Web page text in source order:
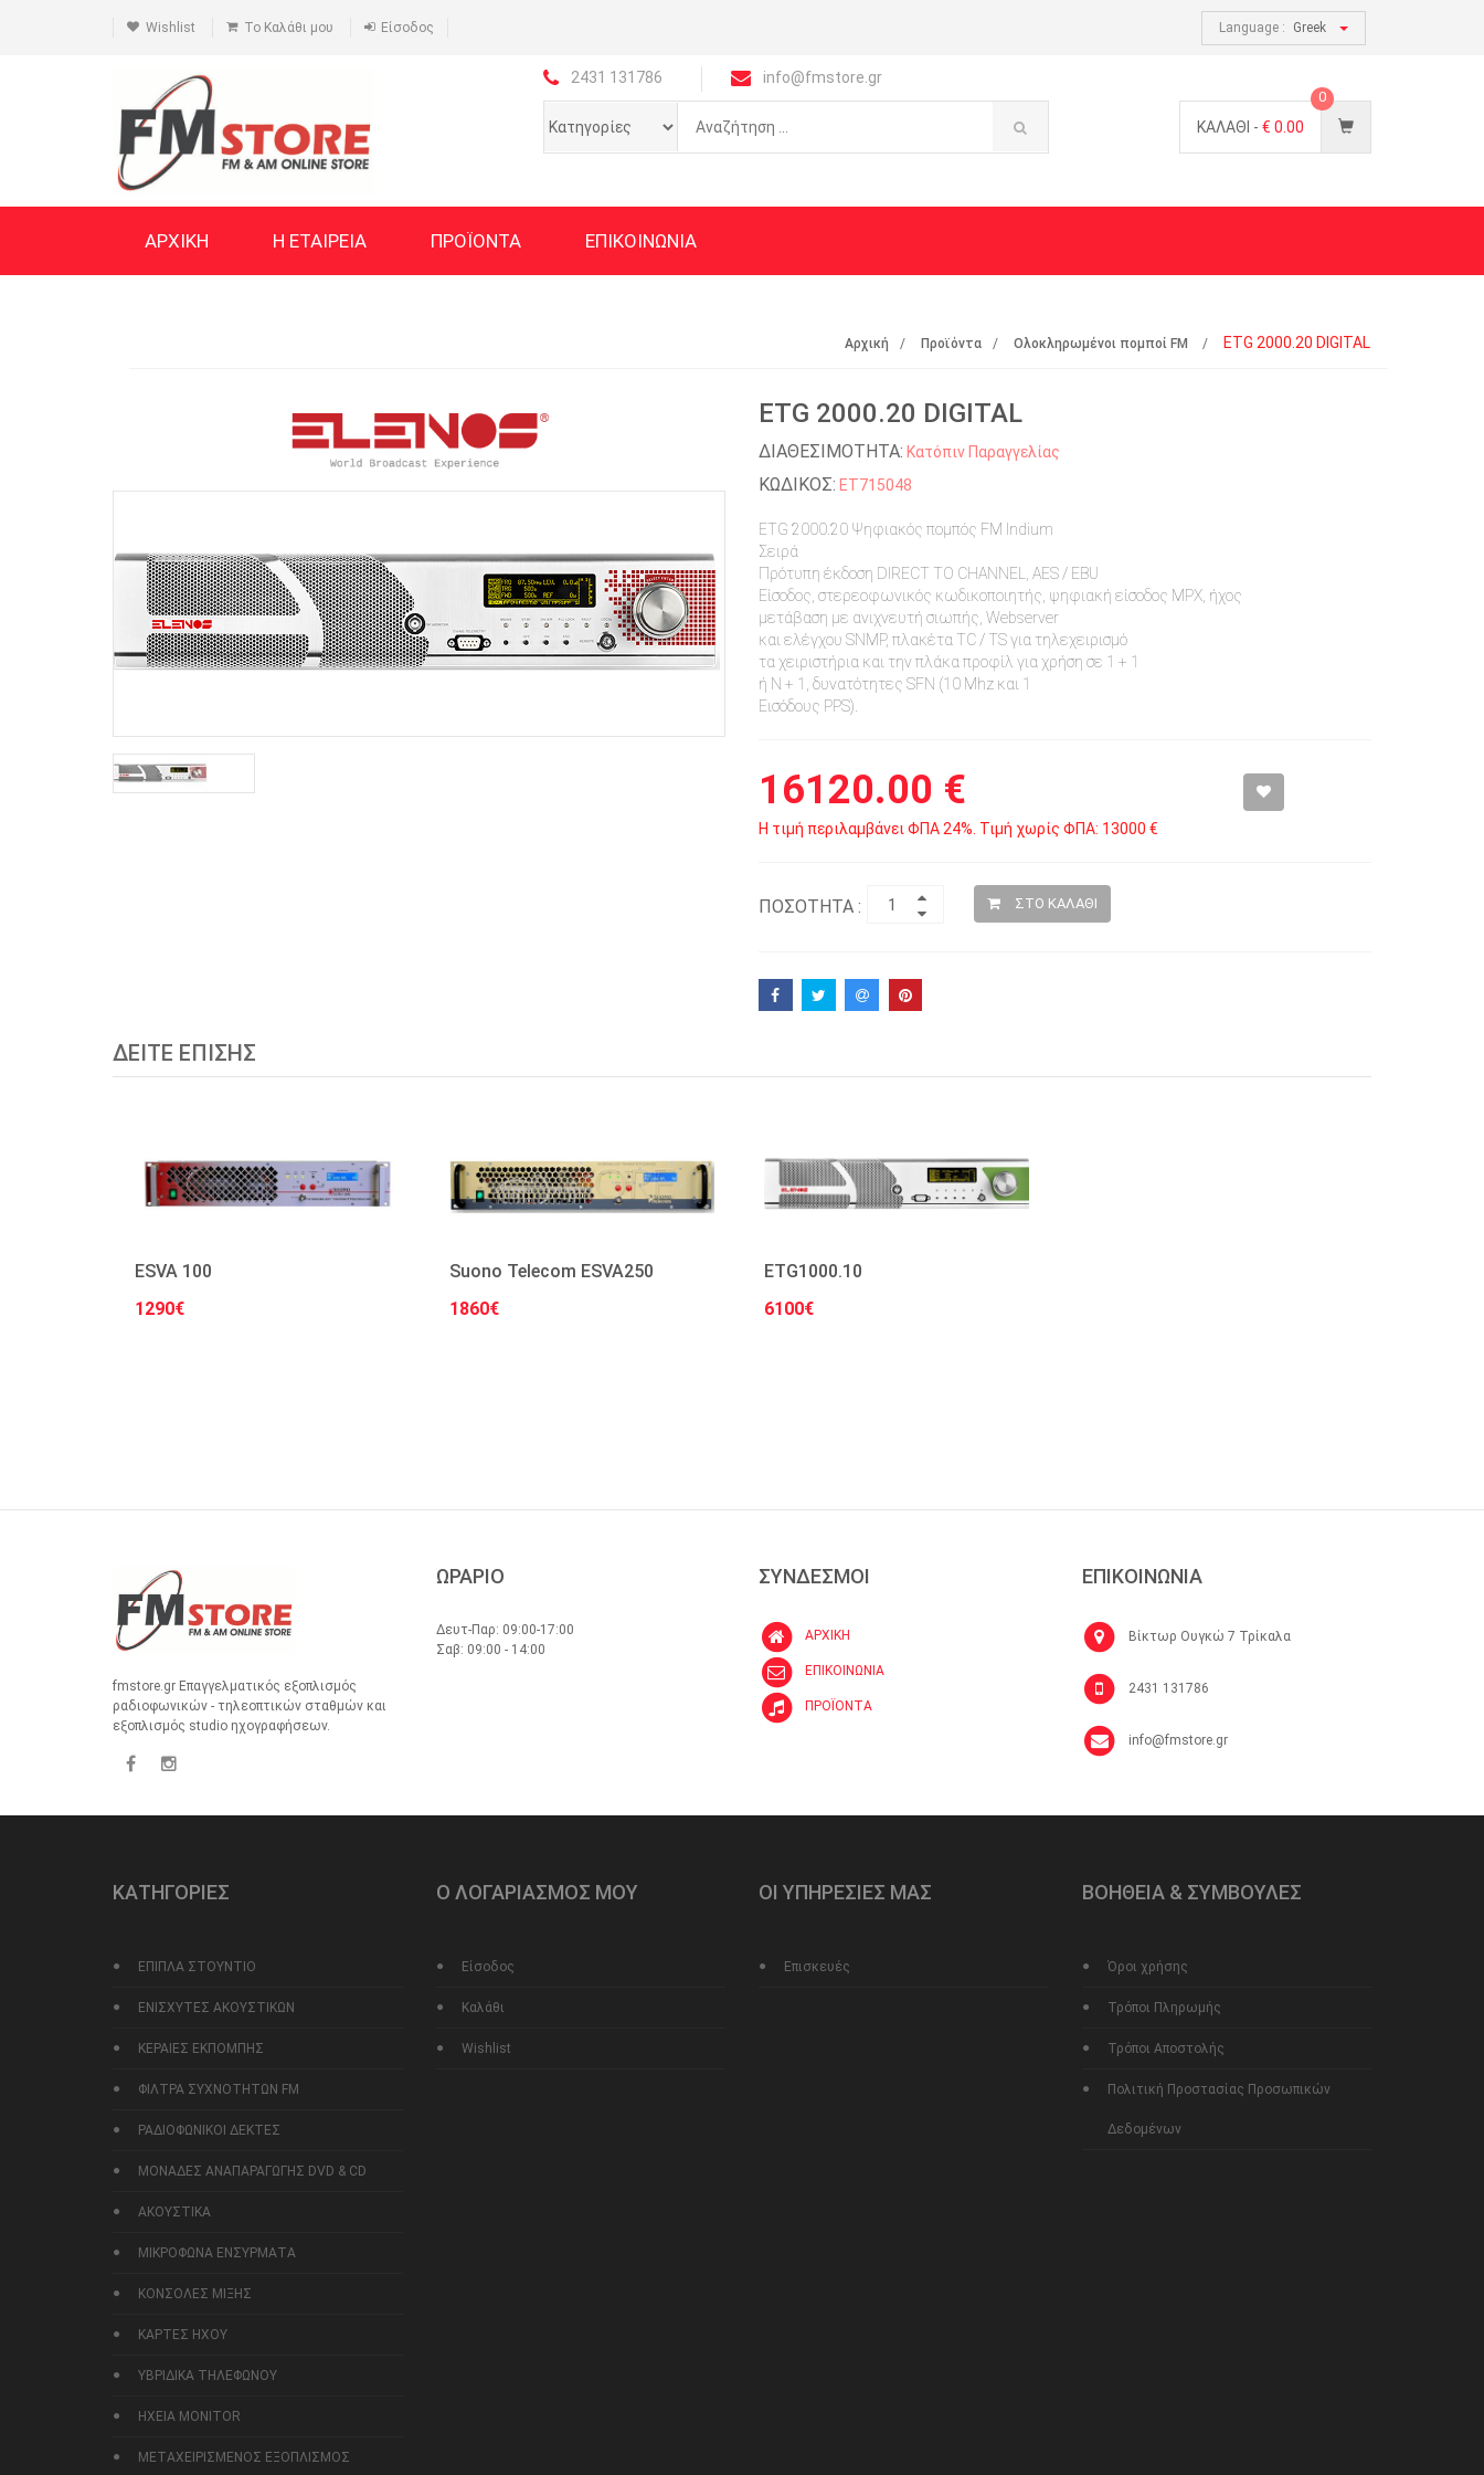
Wishlist Το Καλάθι μου Είσοδος Language : Greek
2431 131786 info@fmstore.gr
ΚΑΛΑΘΙ - € 0.00
0
ΑΡΧΙΚΗ Η ΕΤΑΙΡΕΙΑ ΠΡΟΪΟΝΤΑ ΕΠΙΚΟΙΝΩΝΙΑ
Αρχική Προϊόντα Ολοκληρωμένοι πομποί FM ETG 2000.20 DIGITAL
ETG 2000.20 DIGITAL
ΔΙΑΘΕΣΙΜΟΤΗΤΑ: Κατόπιν Παραγγελίας
ΚΩΔΙΚΟΣ: ET715048
ETG 2000.20 Ψηφιακός πομπός FM Indium
Σειρά
Πρότυπη έκδοση DIRECT TO CHANNEL, AES / EBU
Είσοδος, στερεοφωνικός κωδικοποιητής, ψηφιακή είσοδος MPX, ήχος
μετάβαση με ανιχνευτή σιωπής, Webserver
και ελέγχου SNMP, πλακέτα TC / TS για τηλεχειρισμό
τα χειριστήρια και την πλάκα προφίλ για χρήση σε 1 + 1
ή N + 1, δυνατότητες SFN (10 Mhz και 1
Εισόδους PPS).
16120.00 €
Η τιμή περιλαμβάνει ΦΠΑ 24%. Τιμή χωρίς ΦΠΑ: 13000 €
ΠΟΣΟΤΗΤΑ : ΣΤΟ ΚΑΛΑΘΙ
ΔΕΙΤΕ ΕΠΙΣΗΣ
ESVA 100
1290€
Suono Telecom ESVA250
1860€
ETG1000.10
6100€
fmstore.gr Επαγγελματικός εξοπλισμός
ραδιοφωνικών - τηλεοπτικών σταθμών και
εξοπλισμός studio ηχογραφήσεων.
ΩΡΑΡΙΟ
Δευτ-Παρ: 09:00-17:00
Σαβ: 09:00 - 14:00
ΣΥΝΔΕΣΜΟΙ
ΑΡΧΙΚΗ
ΕΠΙΚΟΙΝΩΝΙΑ
ΠΡΟΪΟΝΤΑ
ΕΠΙΚΟΙΝΩΝΙΑ
Βίκτωρ Ουγκώ 7 Τρίκαλα
2431 131786
info@fmstore.gr
ΚΑΤΗΓΟΡΙΕΣ
ΕΠΙΠΛΑ ΣΤΟΥΝΤΙΟ
ΕΝΙΣΧΥΤΕΣ ΑΚΟΥΣΤΙΚΩΝ
ΚΕΡΑΙΕΣ ΕΚΠΟΜΠΗΣ
ΦΙΛΤΡΑ ΣΥΧΝΟΤΗΤΩΝ FM
ΡΑΔΙΟΦΩΝΙΚΟΙ ΔΕΚΤΕΣ
ΜΟΝΑΔΕΣ ΑΝΑΠΑΡΑΓΩΓΗΣ DVD & CD
ΑΚΟΥΣΤΙΚΑ
ΜΙΚΡΟΦΩΝΑ ΕΝΣΥΡΜΑΤΑ
ΚΟΝΣΟΛΕΣ ΜΙΞΗΣ
ΚΑΡΤΕΣ ΗΧΟΥ
ΥΒΡΙΔΙΚΑ ΤΗΛΕΦΩΝΟΥ
ΗΧΕΙΑ MONITOR
ΜΕΤΑΧΕΙΡΙΣΜΕΝΟΣ ΕΞΟΠΛΙΣΜΟΣ
Ο ΛΟΓΑΡΙΑΣΜΟΣ ΜΟΥ
Είσοδος
Καλάθι
Wishlist
ΟΙ ΥΠΗΡΕΣΙΕΣ ΜΑΣ
Επισκευές
ΒΟΗΘΕΙΑ & ΣΥΜΒΟΥΛΕΣ
Όροι χρήσης
Τρόποι Πληρωμής
Τρόποι Αποστολής
Πολιτική Προστασίας Προσωπικών
Δεδομένων